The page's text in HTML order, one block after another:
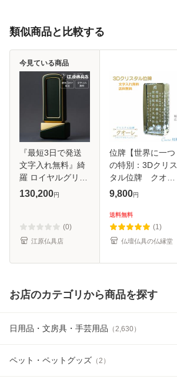
類似商品と比較する
『最短3日で発送
文字入れ無料』綺
羅 ロイヤルグリー
ン 回出 繰出 4.0寸
130,200円
(0)
江原仏具店
今見ている商品
位牌【世界に一つ
の特別：3Dクリス
タル位牌 クオー
レ（柱形）幅広
ン オリジナル位
牌 ガラス オー
ダーメイド 送料
9,800円
送料無料
(1)
仏壇仏具の仏縁堂
お店のカテゴリから商品を探す
日用品・文房具・手芸用品 （2,630）
ペット・ペットグッズ （2 ）